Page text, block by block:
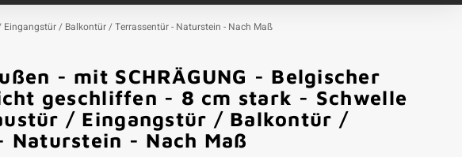
/ Balkontür / Terrassentür - Naturstein - Nach Maß
- mit SCHRÄGUNG - Belgischer
geschliffen - 8 cm stark - Schwelle
/ Eingangstür / Balkontür /
Naturstein - Nach Maß